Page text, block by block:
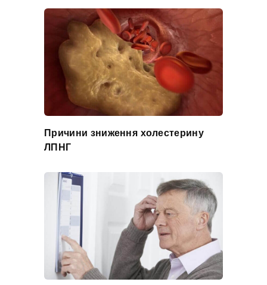
Причини зниження холестерину
ЛПНГ